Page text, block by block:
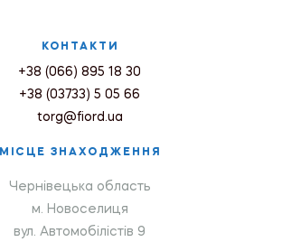
КОНТАКТИ
+38 (066) 895 18 30
+38 (03733) 5 05 66
torg@fiord.ua
МІСЦЕ ЗНАХОДЖЕННЯ
Чернівецька область
м. Новоселиця
вул. Автомобілістів 9